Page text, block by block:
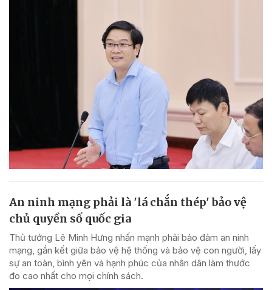
An ninh mạng phải là 'lá chắn thép' bảo vệ
chủ quyền số quốc gia
Thủ tướng Lê Minh Hưng nhấn mạnh phải bảo đảm an ninh
mạng, gắn kết giữa bảo vệ hệ thống và bảo vệ con người, lấy
sự an toàn, bình yên và hạnh phúc của nhân dân làm thước
đo cao nhất cho mọi chính sách.